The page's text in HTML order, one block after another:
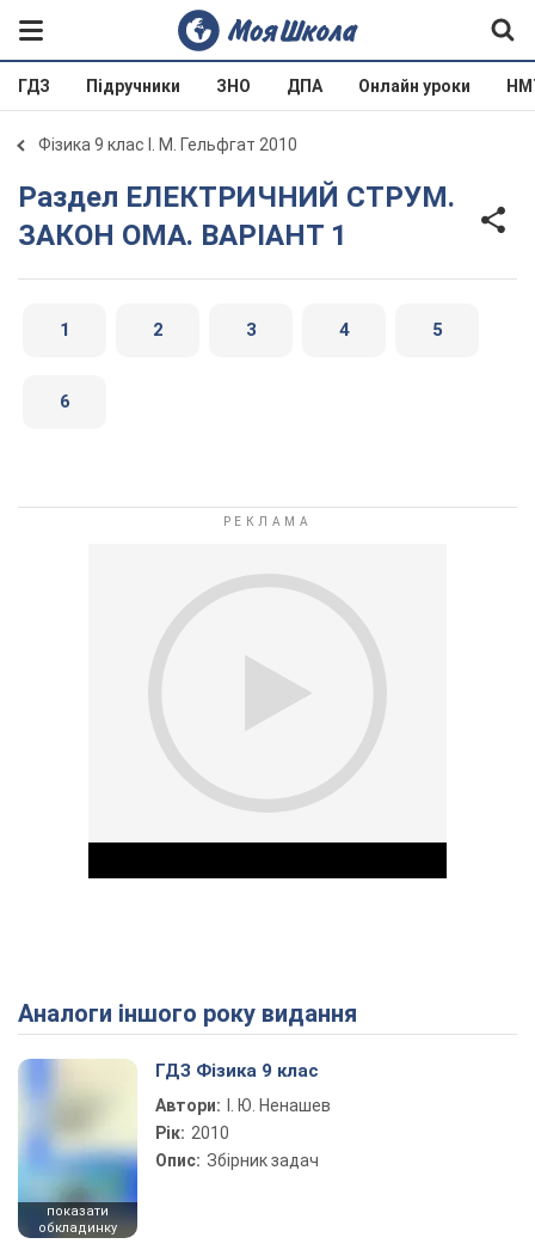
ГДЗ Підручники ЗНО ДПА Онлайн уроки
Фізика 9 клас І. М. Гельфгат 2010
Раздел ЕЛЕКТРИЧНИЙ СТРУМ.
ЗАКОН ОМА. ВАРIАНТ 1
1 2 3 4 5
6
Play Video
Аналоги іншого року видання
показати
обкладинку
ГДЗ Фізика 9 клас
Автори:
І. Ю. Ненашев
Рік: 2010
Опис: Збірник задач